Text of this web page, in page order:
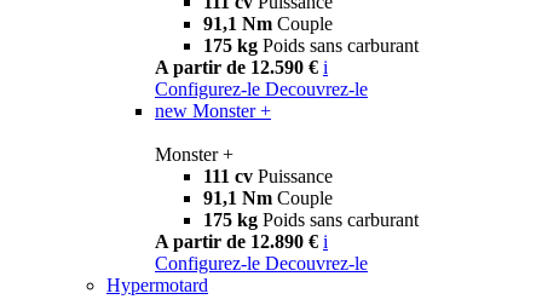
91,1 Nm Couple
175 kg Poids sans carburant
A partir de 12.590 € i
Configurez-le Decouvrez-le
new Monster +
Monster +
111 cv Puissance
91,1 Nm Couple
175 kg Poids sans carburant
A partir de 12.890 € i
Configurez-le Decouvrez-le
Hypermotard